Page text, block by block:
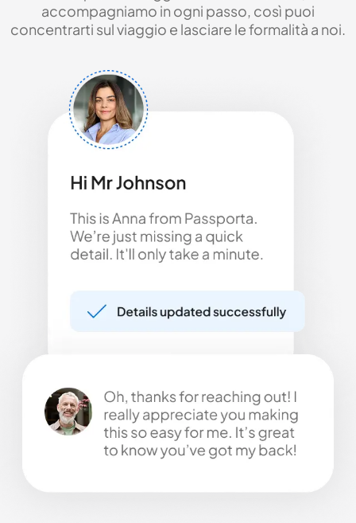
accompagniamo in ogni passo, così puoi
concentrarti sul viaggio e lasciare le formalità a noi.